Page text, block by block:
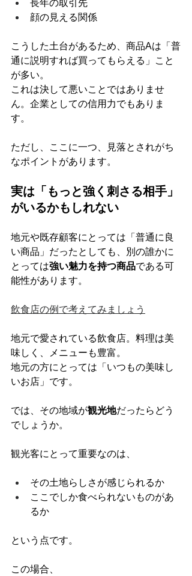
長年の取引先
顔の見える関係
こうした土台があるため、商品Aは「普
通に説明すれば買ってもらえる」こと
が多い。
これは決して悪いことではありませ
ん。企業としての信用力でもありま
す。
ただし、ここに一つ、見落とされがち
なポイントがあります。
実は「もっと強く刺さる相手」
がいるかもしれない
地元や既存顧客にとっては「普通に良
い商品」だったとしても、別の誰かに
とっては強い魅力を持つ商品である可
能性があります。
飲食店の例で考えてみましょう
地元で愛されている飲食店。料理は美
味しく、メニューも豊富。
地元の方にとっては「いつもの美味し
いお店」です。
では、その地域が観光地だったらどう
でしょうか。
観光客にとって重要なのは、
その土地らしさが感じられるか
ここでしか食べられないものがあ
るか
という点です。
この場合、